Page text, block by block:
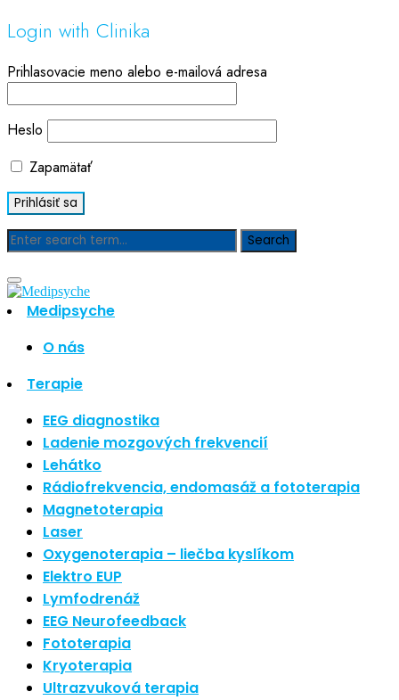
Login with Clinika
Prihlasovacie meno alebo e-mailová adresa
Heslo
Zapamätať
Medipsyche
O nás
Terapie
EEG diagnostika
Ladenie mozgových frekvencií
Lehátko
Rádiofrekvencia, endomasáž a fototerapia
Magnetoterapia
Laser
Oxygenoterapia – liečba kyslíkom
Elektro EUP
Lymfodrenáž
EEG Neurofeedback
Fototerapia
Kryoterapia
Ultrazvuková terapia
Blog
Hľadať
Najnovšie články
Nové polarizované svetlo
So psoriázou netreba žiť
Rozšírenie služieb
Hudba a vývoj mozgu
Najnovšie komentáre
Žiadne komentáre na zobrazenie.
Archív
september 2021
apríl 2021
august 2020